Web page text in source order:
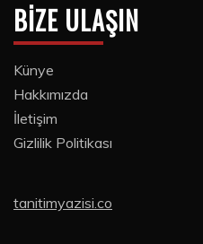
BIZE ULAŞIN
Künye
Hakkımızda
İletişim
Gizlilik Politikası
tanitimyazisi.co